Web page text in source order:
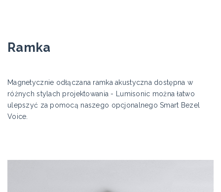
Ramka
Magnetycznie odłączana ramka akustyczna dostępna w
różnych stylach projektowania - Lumisonic można łatwo
ulepszyć za pomocą naszego opcjonalnego Smart Bezel
Voice.